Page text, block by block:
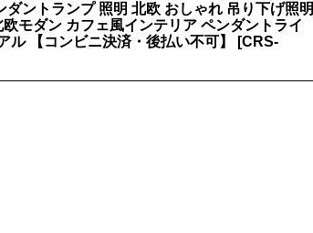
ントランプ 照明 北欧 おしゃれ 吊り下げ照明
モダン カフェ風インテリア ペンダントライ
ル 【コンビニ決済・後払い不可】
[CRS-